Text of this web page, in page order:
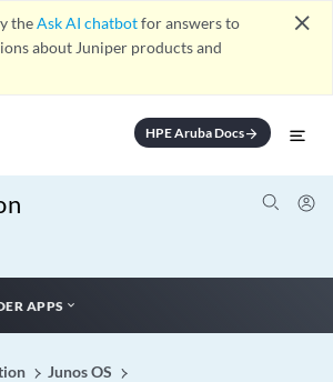
theAsk AI chatbotfor answers to
about Juniper products and
close
HPE Aruba Docsarrow_forward
APPS
Junos OS